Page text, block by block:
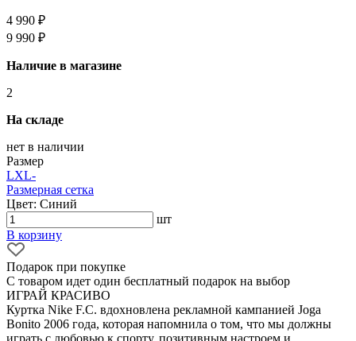
4 990 ₽
9 990 ₽
Наличие в магазине
2
На складе
нет в наличии
Размер
LXL-
Размерная сетка
Цвет: Синий
шт
В корзину
Подарок при покупке
С товаром идет один бесплатный подарок на выбор
ИГРАЙ КРАСИВО
Куртка Nike F.C. вдохновлена рекламной кампанией Joga
Bonito 2006 года, которая напомнила о том, что мы должны
играть с любовью к спорту, позитивным настроем и